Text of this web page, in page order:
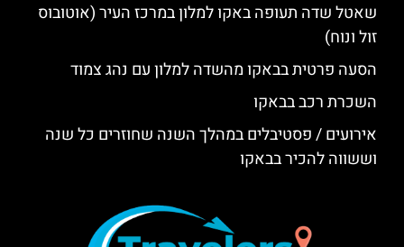
שאטל שדה תעופה באקו למלון במרכז העיר (אוטובוס
זול ונוח)
הסעה פרטית בבאקו מהשדה למלון עם נהג צמוד
השכרת רכב בבאקו
אירועים / פסטיבלים במהלך השנה שחוזרים כל שנה
וששווה להכיר בבאקו